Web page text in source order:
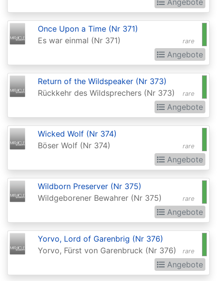
Clash
Pack
Promos
Coldsnap
Coldsnap:
Theme
Commander
Commander
Commander
2014
2015
Commander
2016
Commander
rare
Once Upon a Time (Nr 371)
Es war einmal (Nr 371)
Angebote
rare
Return of the Wildspeaker (Nr 373)
Rückkehr des Wildsprechers (Nr 373)
Angebote
rare
Wicked Wolf (Nr 374)
Böser Wolf (Nr 374)
Angebote
rare
Wildborn Preserver (Nr 375)
Wildgeborener Bewahrer (Nr 375)
Angebote
rare
Yorvo, Lord of Garenbrig (Nr 376)
Yorvo, Fürst von Garenbruck (Nr 376)
Angebote